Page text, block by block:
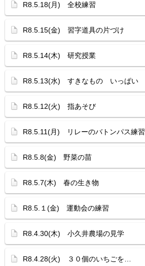
R8.5.18(月) 全校練習
R8.5.15(金) 習字道具の片づけ
R8.5.14(木) 研究授業
R8.5.13(水) すきなもの いっぱい
R8.5.12(火) 指あそび
R8.5.11(月) リレーのバトンパス練習
R8.5.8(金) 野菜の苗
R8.5.7(木) 春の生き物
R8.5.１(金) 運動会の練習
R8.4.30(木) 小久井農場の見学
R8.4.28(火) ３０個のいちごを…